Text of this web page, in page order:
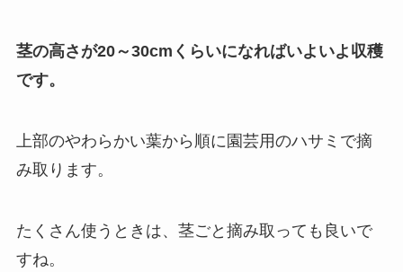
茎の高さが20～30cmくらいになればいよいよ収穫
です。
上部のやわらかい葉から順に園芸用のハサミで摘
み取ります。
たくさん使うときは、茎ごと摘み取っても良いで
すね。